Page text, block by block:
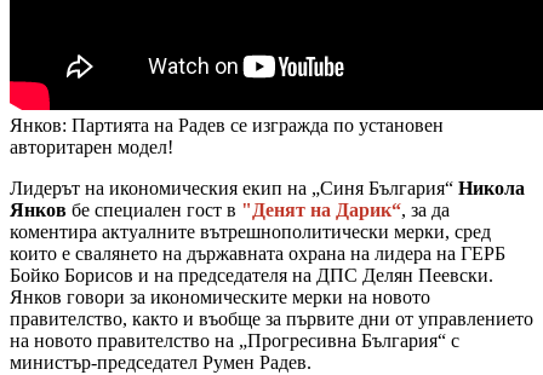
Янков: Партията на Радев се изгражда по установен
авторитарен модел!
Лидерът на икономическия екип на „Синя България“ Никола
Янков бе специален гост в "Денят на Дарик“, за да
коментира актуалните вътрешнополитически мерки, сред
които е свалянето на държавната охрана на лидера на ГЕРБ
Бойко Борисов и на председателя на ДПС Делян Пеевски.
Янков говори за икономическите мерки на новото
правителство, както и въобще за първите дни от управлението
на новото правителство на „Прогресивна България“ с
министър-председател Румен Радев.